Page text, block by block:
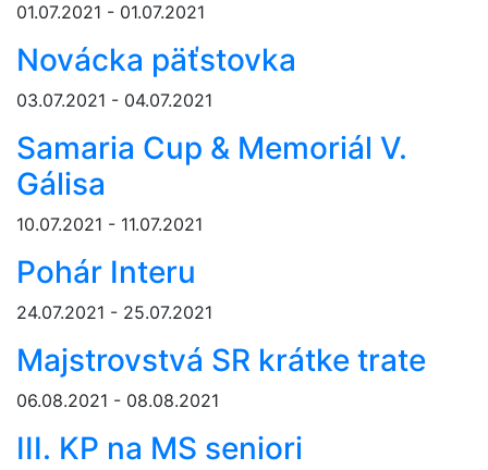
01.07.2021 - 01.07.2021
Novácka päťstovka
03.07.2021 - 04.07.2021
Samaria Cup & Memoriál V.
Gálisa
10.07.2021 - 11.07.2021
Pohár Interu
24.07.2021 - 25.07.2021
Majstrovstvá SR krátke trate
06.08.2021 - 08.08.2021
III. KP na MS seniori